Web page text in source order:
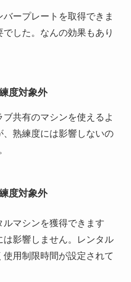
ープレートを取得できま
した。なんの効果もあり
度対象外
共有のマシンを使えるよ
、熟練度には影響しないの
度対象外
ルマシンを獲得できます
は影響しません。レンタル
用制限時間が設定されて